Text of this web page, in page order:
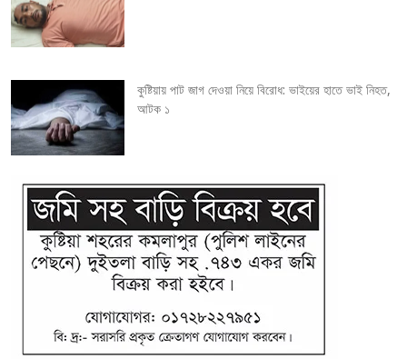
o
n
কুষ্টিয়ায় পাট জাগ দেওয়া নিয়ে বিরোধ: ভাইয়ের হাতে ভাই নিহত,
আটক ১